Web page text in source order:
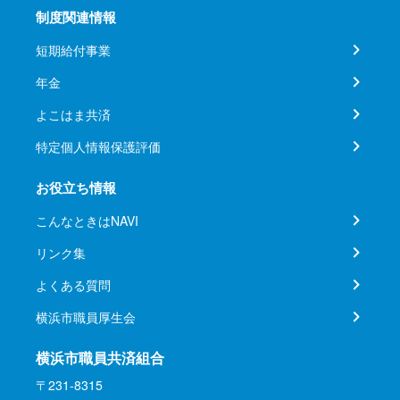
制度関連情報
短期給付事業
年金
よこはま共済
特定個人情報保護評価
お役立ち情報
こんなときはNAVI
リンク集
よくある質問
横浜市職員厚生会
横浜市職員共済組合
〒231-8315